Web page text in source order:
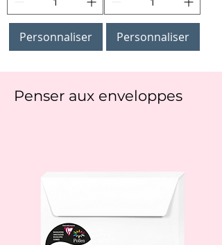
Personnaliser Personnaliser
Penser aux enveloppes